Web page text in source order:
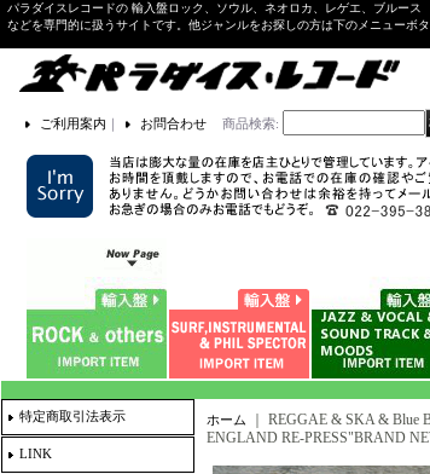
パラダイスレコードの 輸入盤ロック、ソウル、ネオロカ、レゲエ、ブルース
などを専門的に扱うサイトです。他ジャンルをお探しの方は下のメニューボタ
ご利用案内 ｜ お問合わせ 商品検索:
特定商取引法表示
LINK
ホーム ｜ REGGAE & SKA & Blue
ENGLAND RE-PRESS"BRAND